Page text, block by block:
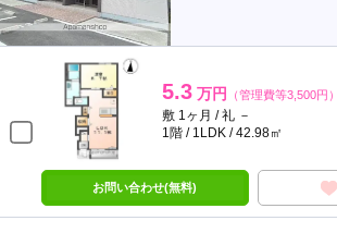
5.3 万円 （管理費等3,500円）
敷 1ヶ月 / 礼 －
1階 / 1LDK / 42.98㎡
お問い合わせ(無料)